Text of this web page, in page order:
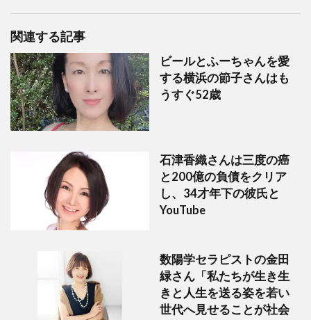
関連する記事
ビールとふーちゃんを愛
する横浜の節子さんはも
うすぐ52歳
石津香織さんは三度の癌
と200億の負債をクリア
し、34才年下の彼氏と
YouTube
数陽学セラピストの金田
緑さん「私たちが生き生
きと人生を送る姿を若い
世代へ見せることが社会